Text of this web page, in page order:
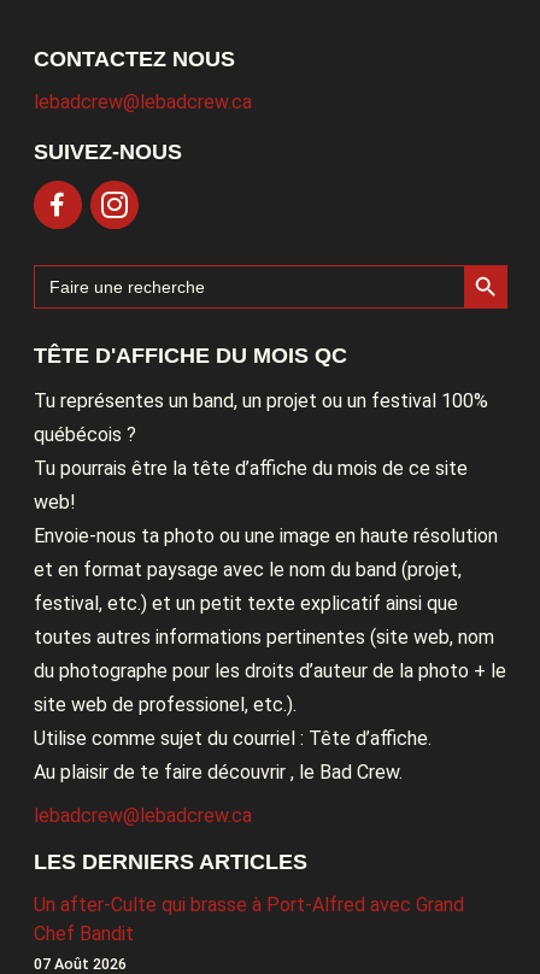
CONTACTEZ NOUS
lebadcrew@lebadcrew.ca
SUIVEZ-NOUS
Search
for:
Search Button
TÊTE D'AFFICHE DU MOIS QC
Tu représentes un band, un projet ou un festival 100%
québécois ?
Tu pourrais être la tête d’affiche du mois de ce site
web!
Envoie-nous ta photo ou une image en haute résolution
et en format paysage avec le nom du band (projet,
festival, etc.) et un petit texte explicatif ainsi que
toutes autres informations pertinentes (site web, nom
du photographe pour les droits d’auteur de la photo + le
site web de professionel, etc.).
Utilise comme sujet du courriel : Tête d’affiche.
Au plaisir de te faire découvrir , le Bad Crew.
lebadcrew@lebadcrew.ca
LES DERNIERS ARTICLES
Un after-Culte qui brasse à Port-Alfred avec Grand
Chef Bandit
07 Août 2026